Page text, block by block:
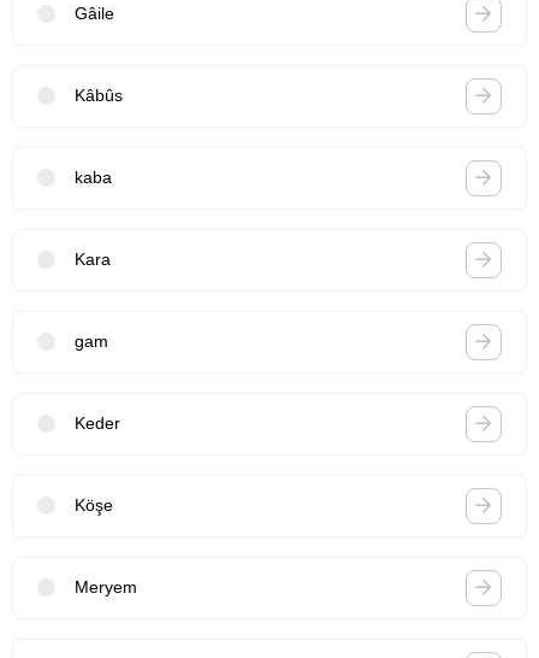
Gâile
Kâbûs
kaba
Kara
gam
Keder
Köşe
Meryem